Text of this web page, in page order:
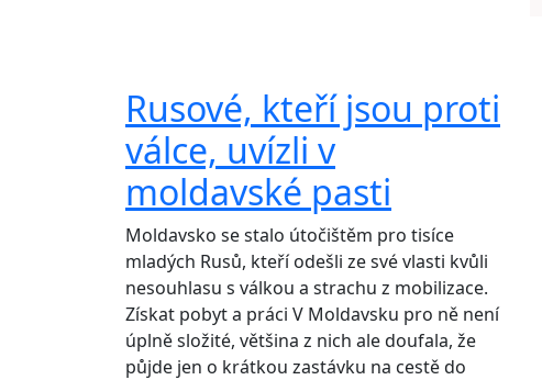
Rusové, kteří jsou proti
válce, uvízli v
moldavské pasti
Moldavsko se stalo útočištěm pro tisíce
mladých Rusů, kteří odešli ze své vlasti kvůli
nesouhlasu s válkou a strachu z mobilizace.
Získat pobyt a práci V Moldavsku pro ně není
úplně složité, většina z nich ale doufala, že
půjde jen o krátkou zastávku na cestě do